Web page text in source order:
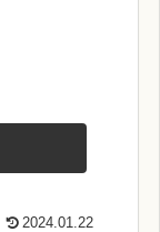
2024.01.22